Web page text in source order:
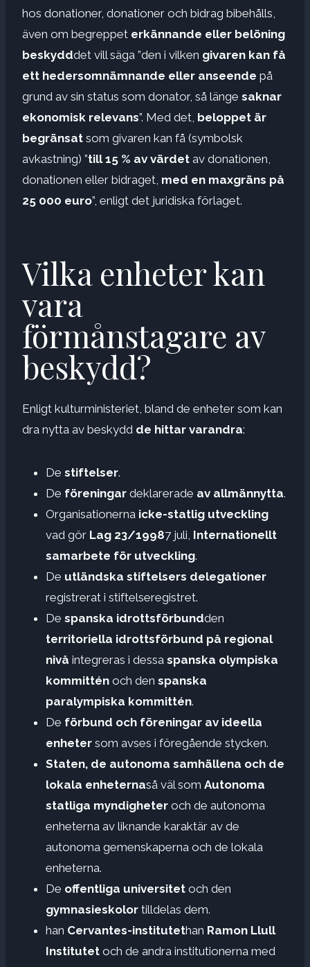
hos donationer, donationer och bidrag bibehålls,
även om begreppet erkännande eller belöning
beskydddet vill säga ”den i vilken givaren kan få
ett hedersomnämnande eller anseende på
grund av sin status som donator, så länge saknar
ekonomisk relevans”. Med det, beloppet är
begränsat som givaren kan få (symbolsk
avkastning) ”till 15 % av värdet av donationen,
donationen eller bidraget, med en maxgräns på
25 000 euro”, enligt det juridiska förlaget.
Vilka enheter kan
vara
förmånstagare av
beskydd?
Enligt kulturministeriet, bland de enheter som kan
dra nytta av beskydd de hittar varandra:
De stiftelser.
De föreningar deklarerade av allmännytta.
Organisationerna icke-statlig utveckling
vad gör Lag 23/19987 juli, Internationellt
samarbete för utveckling.
De utländska stiftelsers delegationer
registrerat i stiftelseregistret.
De spanska idrottsförbundden
territoriella idrottsförbund på regional
nivå integreras i dessa spanska olympiska
kommittén och den spanska
paralympiska kommittén.
De förbund och föreningar av ideella
enheter som avses i föregående stycken.
Staten, de autonoma samhällena och de
lokala enheternaså väl som Autonoma
statliga myndigheter och de autonoma
enheterna av liknande karaktär av de
autonoma gemenskaperna och de lokala
enheterna.
De offentliga universitet och den
gymnasieskolor tilldelas dem.
han Cervantes-institutethan Ramon Llull
Institutet och de andra institutionerna med